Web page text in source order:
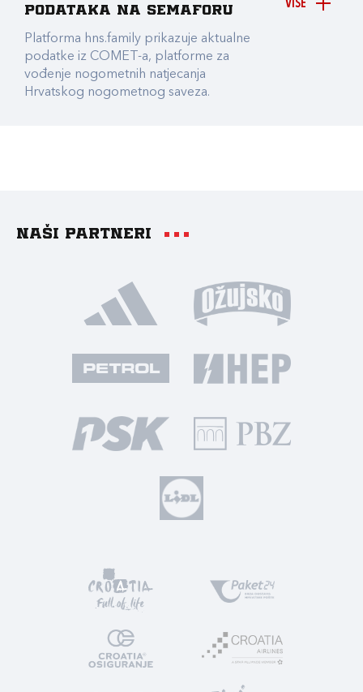
VIŠE
podataka na Semaforu
Platforma hns.family prikazuje aktualne
podatke iz COMET-a, platforme za
vođenje nogometnih natjecanja
Hrvatskog nogometnog saveza.
Naši partneri